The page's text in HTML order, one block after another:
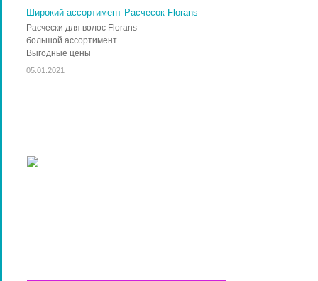
Широкий ассортимент Расчесок Florans
Расчески для волос Florans
большой ассортимент
Выгодные цены
05.01.2021